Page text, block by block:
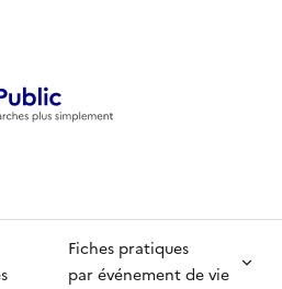
Fiches pratiques
par événement de vie